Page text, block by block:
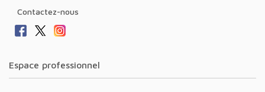
Contactez-nous
Espace professionnel